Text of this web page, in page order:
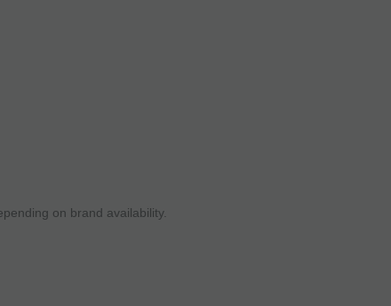
on brand availability.